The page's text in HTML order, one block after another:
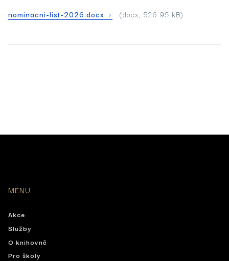
nominacni-list-2026.docx (docx, 526.95 kB)
MENU
Akce
Služby
O knihovně
Pro školy